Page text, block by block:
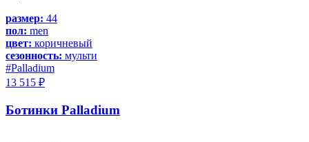
размер: 44
пол: men
цвет: коричневый
сезонность: мульти
#Palladium
13 515 ₽
Ботинки Palladium